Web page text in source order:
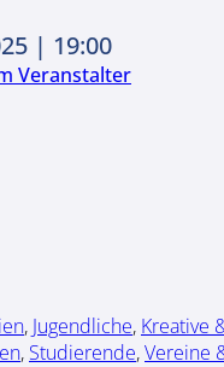
| 19:00
Veranstalter
, Jugendliche, Kreative
, Studierende,Vereine